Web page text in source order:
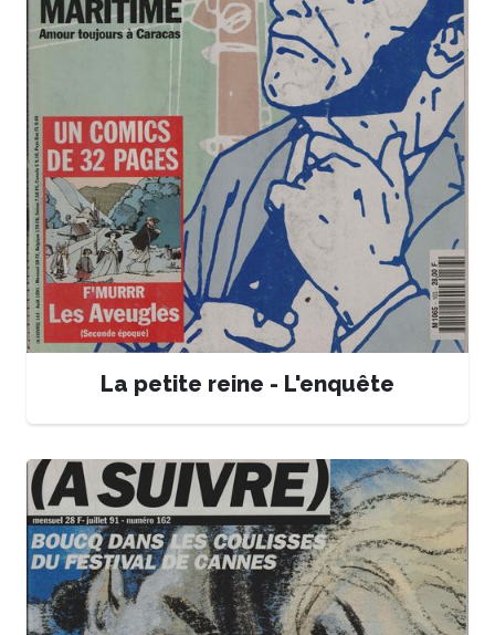
La petite reine - L'enquête